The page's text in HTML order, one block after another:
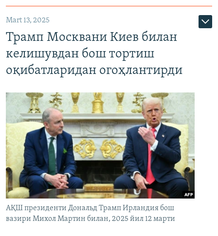
Mart 13, 2025
Трамп Москвани Киев билан
келишувдан бош тортиш
оқибатларидан огоҳлантирди
АҚШ президенти Дональд Трамп Ирландия бош
вазири Михол Мартин билан, 2025 йил 12 марти